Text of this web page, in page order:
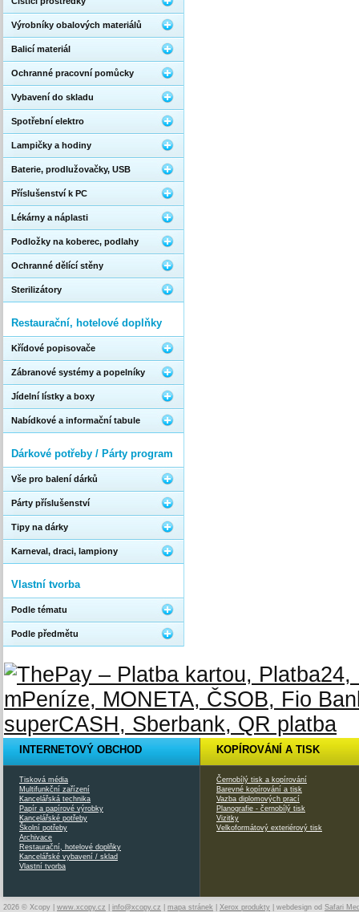
Výrobníky obalových materiálů
Balicí materiál
Ochranné pracovní pomůcky
Vybavení do skladu
Spotřební elektro
Lampičky a hodiny
Baterie, prodlužovačky, USB
Příslušenství k PC
Lékárny a náplasti
Podložky na koberec, podlahy
Ochranné dělící stěny
Sterilizátory
Restaurační, hotelové doplňky
Křídové popisovače
Zábranové systémy a popelníky
Jídelní lístky a boxy
Nabídkové a informační tabule
Dárkové potřeby / Párty program
Vše pro balení dárků
Párty příslušenství
Tipy na dárky
Karneval, draci, lampiony
Vlastní tvorba
Podle tématu
Podle předmětu
INTERNETOVÝ OBCHOD
Tisková média
Multifunkční zařízení
Kancelářská technika
Papír a papírové výrobky
Kancelářské potřeby
Školní potřeby
Archivace
Restaurační, hotelové doplňky
Kancelářské vybavení / sklad
Vlastní tvorba
KOPÍROVÁNÍ A TISK
Černobílý tisk a kopírování
Barevné kopírování a tisk
Vazba diplomových prací
Planografie - černobílý tisk
Vizitky
Velkoformátový exteriérový tisk
2026 © Xcopy | www.xcopy.cz info@xcopy.cz mapa stránek Xerox produkty | webdesign od Safari